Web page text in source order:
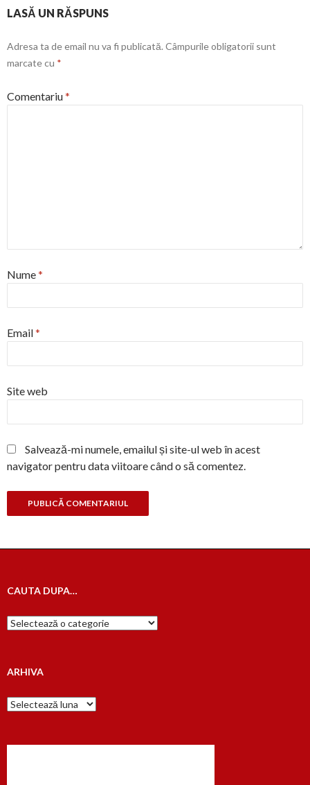
LASĂ UN RĂSPUNS
Adresa ta de email nu va fi publicată. Câmpurile obligatorii sunt
marcate cu *
Comentariu*
Nume*
Email*
Site web
Salvează-mi numele, emailul și site-ul web în acest
navigator pentru data viitoare când o să comentez.
CAUTA DUPA…
Cauta
dupa…
ARHIVA
Arhiva